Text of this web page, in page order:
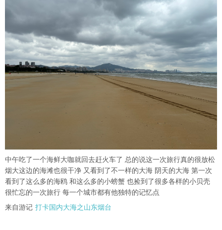
中午吃了一个海鲜大咖就回去赶火车了 总的说这一次旅行真的很放松
烟大这边的海滩也很干净 又看到了不一样的大海 阴天的大海 第一次
看到了这么多的海鸥 和这么多的小螃蟹 也捡到了很多各样的小贝壳
很忙忘的一次旅行 每一个城市都有他独特的记忆点
来自游记 打卡国内大海之山东烟台